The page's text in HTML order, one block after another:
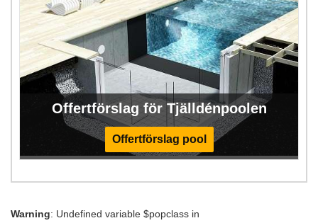
Offertförslag för Tjälldénpoolen
Offertförslag pool
Warning: Undefined variable $popclass in